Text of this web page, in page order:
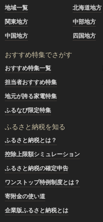
地域一覧 北海道地方
関東地方
中部地方
中国地方
四国地方
おすすめ特集でさがす
おすすめ特集一覧
担当者おすすめ特集
地元が誇る家電特集
ふるなび限定特集
ふるさと納税を知る
ふるさと納税とは？
控除上限額シミュレーション
ふるさと納税の確定申告
ワンストップ特例制度とは？
寄附金の使い道
企業版ふるさと納税とは